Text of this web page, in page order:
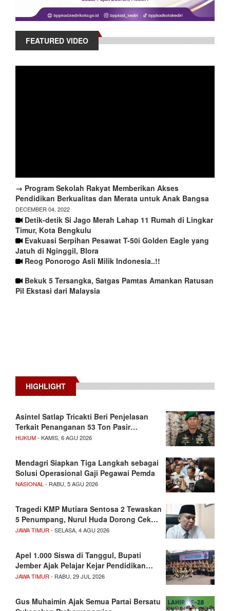
FEATURED VIDEO
→ Program Sekolah Rakyat Memberikan Akses
Pendidikan Berkualitas dan Merata untuk Anak Bangsa
DECEMBER 04, 2022
Detik-detik Si Jago Merah Lahap 11 Rumah di Lingkar
Timur, Kota Bengkulu
Evakuasi Serpihan Pesawat T-50i Golden Eagle yang
Jatuh di Nginggil, Blora
Reog Ponorogo Asli Milik Indonesia..!!
Bekuk 5 Tersangka, Satgas Pamtas Amankan Ratusan
Pil Ekstasi dari Malaysia
HIGHLIGHT
Asintel Satlap Tricakti Beri Penjelasan
Terkait Penanganan 53 Ton Pasir…
HUKUM- KAMIS, 6 AGU 2026
Mendagri Siapkan Tiga Langkah sebagai
Solusi Operasional Gaji Pegawai Pemda
NASIONAL - RABU, 5 AGU 2026
Tragedi KMP Mutiara Sentosa 2 Tewaskan
5 Penumpang, Nurul Huda Dorong Cek…
JAWA TIMUR - SELASA, 4 AGU 2026
Apel 1.000 Siswa di Tanggul, Bupati
Jember Ajak Pelajar Kejar Pendidikan…
JAWA TIMUR - RABU, 29 JUL 2026
Gus Muhaimin Ajak Semua Partai Bersatu